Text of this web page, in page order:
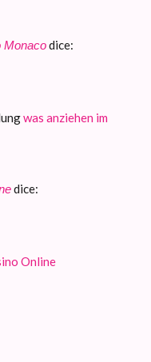
Monacodice:
was anziehen im
dice:
Online